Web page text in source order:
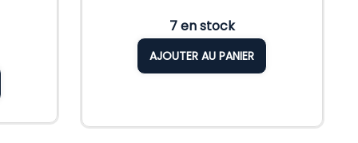
7 en stock
AJOUTER AU PANIER